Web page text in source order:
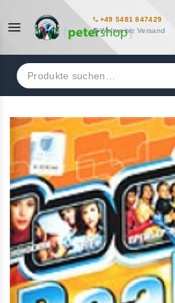
+49 5481 847429
Weltweiter Versand
Suchen
nach: